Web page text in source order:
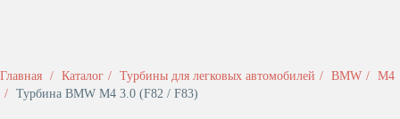
Главная Каталог Турбины для легковых автомобилей BMW
M4
Турбина BMW M4 3.0 (F82 / F83)